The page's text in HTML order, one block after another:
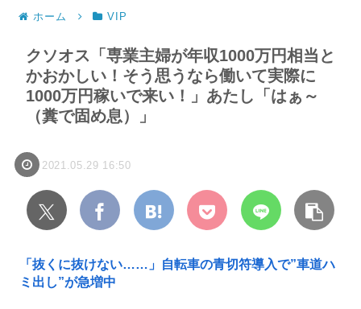
ホーム VIP
クソオス「専業主婦が年収1000万円相当と
かおかしい！そう思うなら働いて実際に
1000万円稼いで来い！」あたし「はぁ～
（糞で固め息）」
2021.05.29 16:50
「抜くに抜けない……」自転車の青切符導入で”車道ハ
ミ出し”が急増中